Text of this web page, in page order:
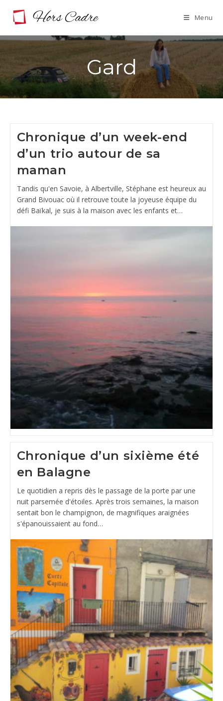
Menu
Gard
Chronique d’un week-end
d’un trio autour de sa
maman
Tandis qu'en Savoie, à Albertville, Stéphane est heureux au
Grand Bivouac où il retrouve toute la joyeuse équipe du
défi Baïkal, je suis à la maison avec les enfants et…
Chronique d’un sixième été
en Balagne
Le quotidien a repris dès le passage de la porte par une
nuit parsemée d'étoiles. Après trois semaines, la maison
sentait bon le champignon, de magnifiques araignées
s'épanouissaient au fond…